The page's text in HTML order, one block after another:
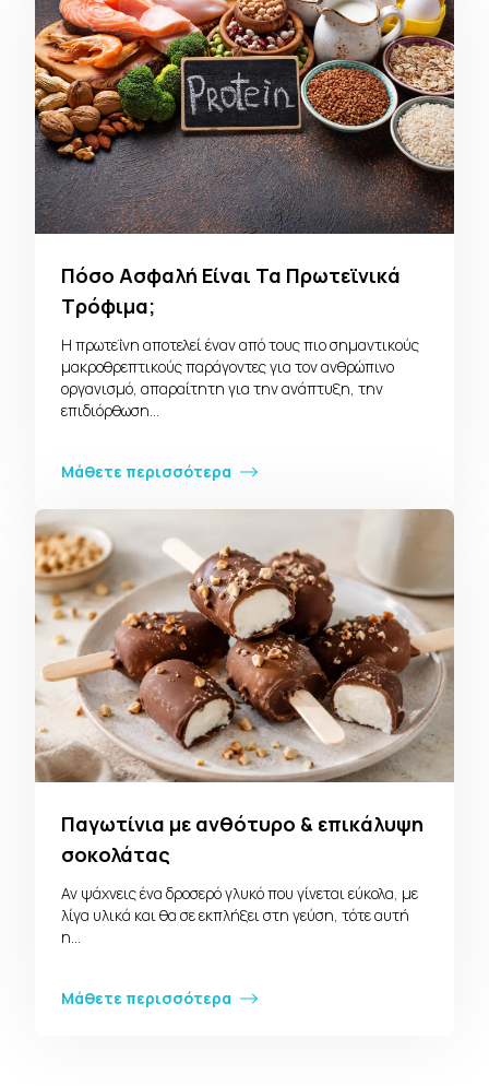
Πόσο Ασφαλή Είναι Τα Πρωτεϊνικά
Τρόφιμα;
Η πρωτεΐνη αποτελεί έναν από τους πιο σημαντικούς
μακροθρεπτικούς παράγοντες για τον ανθρώπινο
οργανισμό, απαραίτητη για την ανάπτυξη, την
επιδιόρθωση…
Μάθετε περισσότερα
Παγωτίνια με ανθότυρο & επικάλυψη
σοκολάτας
Αν ψάχνεις ένα δροσερό γλυκό που γίνεται εύκολα, με
λίγα υλικά και θα σε εκπλήξει στη γεύση, τότε αυτή
η…
Μάθετε περισσότερα